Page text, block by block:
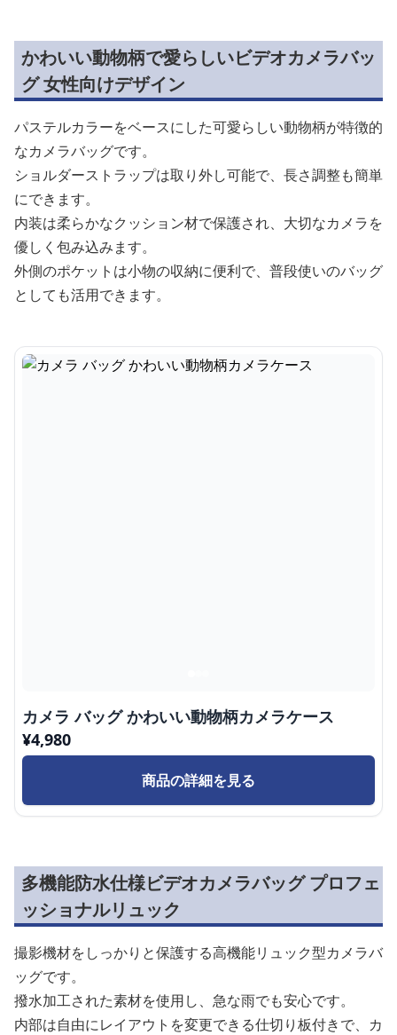
かわいい動物柄で愛らしいビデオカメラバッ
グ 女性向けデザイン
パステルカラーをベースにした可愛らしい動物柄が特徴的
なカメラバッグです。
ショルダーストラップは取り外し可能で、長さ調整も簡単
にできます。
内装は柔らかなクッション材で保護され、大切なカメラを
優しく包み込みます。
外側のポケットは小物の収納に便利で、普段使いのバッグ
としても活用できます。
カメラ バッグ かわいい動物柄カメラケース
¥4,980
商品の詳細を見る
多機能防水仕様ビデオカメラバッグ プロフェ
ッショナルリュック
撮影機材をしっかりと保護する高機能リュック型カメラバ
ッグです。
撥水加工された素材を使用し、急な雨でも安心です。
内部は自由にレイアウトを変更できる仕切り板付きで、カ